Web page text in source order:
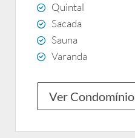
Quintal
Sacada
Sauna
Varanda
Ver Condomínio